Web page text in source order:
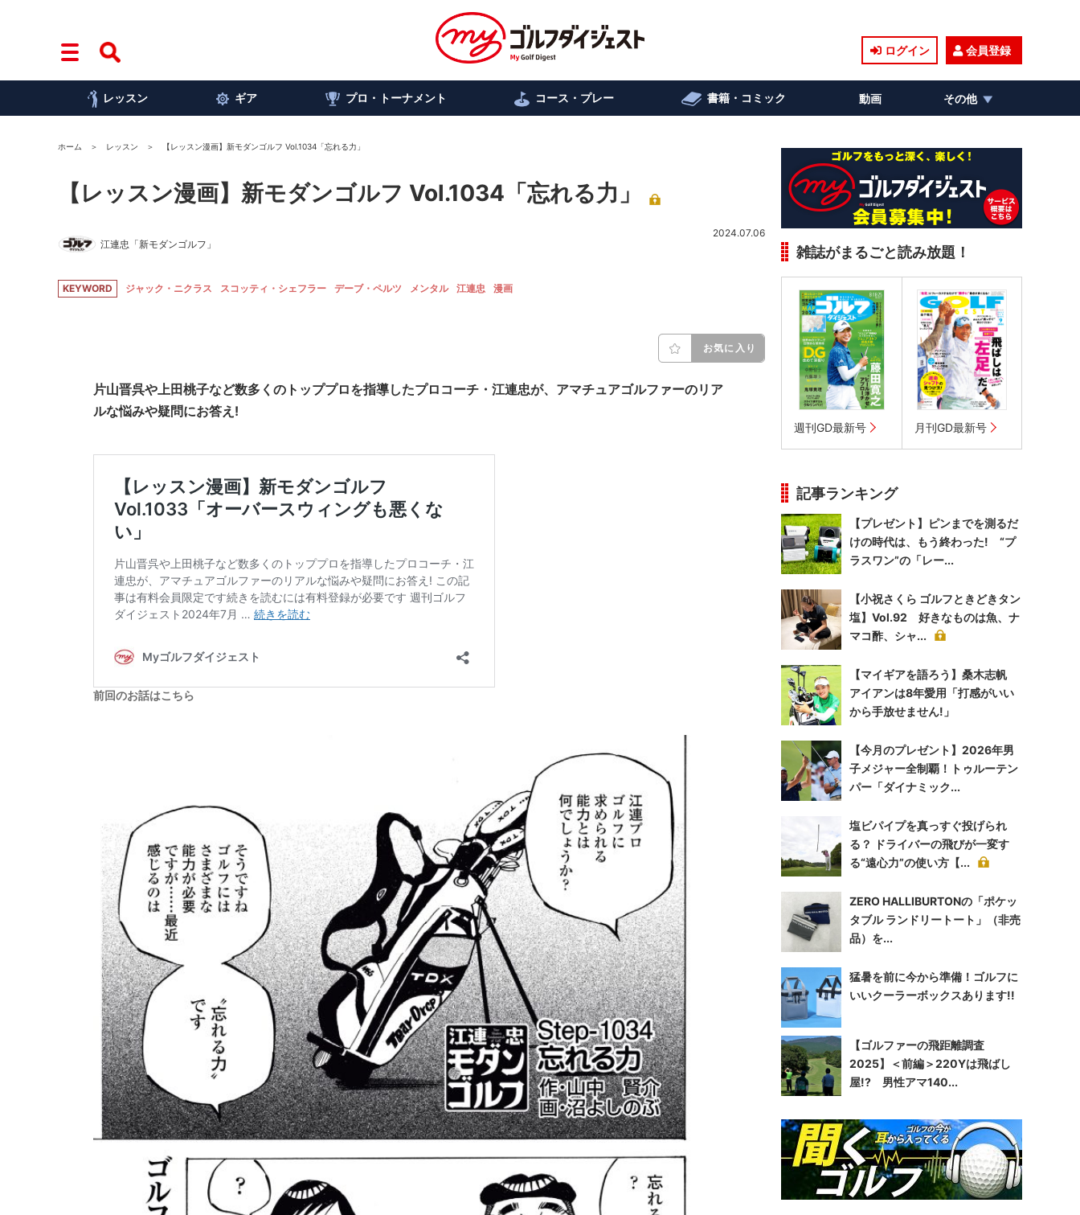
ログイン 会員登録
レッスン ギア プロ・トーナメント コース・プレー 書籍・コミック 動画 その他
ホーム レッスン 【レッスン漫画】新モダンゴルフ Vol.1034「忘れる力」
【レッスン漫画】新モダンゴルフ Vol.1034「忘れる力」
江連忠「新モダンゴルフ」
2024.07.06
KEYWORD ジャック・ニクラス スコッティ・シェフラー デーブ・ペルツ メンタル 江連忠 漫画
お気に入り
片山晋呉や上田桃子など数多くのトッププロを指導したプロコーチ・江連忠が、アマチュアゴルファーのリア
ルな悩みや疑問にお答え!
前回のお話はこちら
雑誌がまるごと読み放題！
週刊GD最新号 月刊GD最新号
記事ランキング
【プレゼント】ピンまでを測るだ
けの時代は、もう終わった! “プ
ラスワン”の「レー...
【小祝さくら ゴルフときどきタン
塩】Vol.92 好きなものは魚、ナ
マコ酢、シャ...
【マイギアを語ろう】桑木志帆
アイアンは8年愛用「打感がいい
から手放せません!」
【今月のプレゼント】2026年男
子メジャー全制覇！トゥルーテン
パー「ダイナミック...
塩ビパイプを真っすぐ投げられ
る？ ドライバーの飛びが一変す
る“遠心力”の使い方【...
ZERO HALLIBURTONの「ポケッ
タブル ランドリートート」（非売
品）を...
猛暑を前に今から準備！ゴルフに
いいクーラーボックスあります!!
【ゴルファーの飛距離調査
2025】＜前編＞220Yは飛ばし
屋!? 男性アマ140...